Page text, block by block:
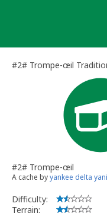
#2# Trompe-œil
#2# Trompe-œil
A cache byyankee delta
Difficulty:
Terrain: